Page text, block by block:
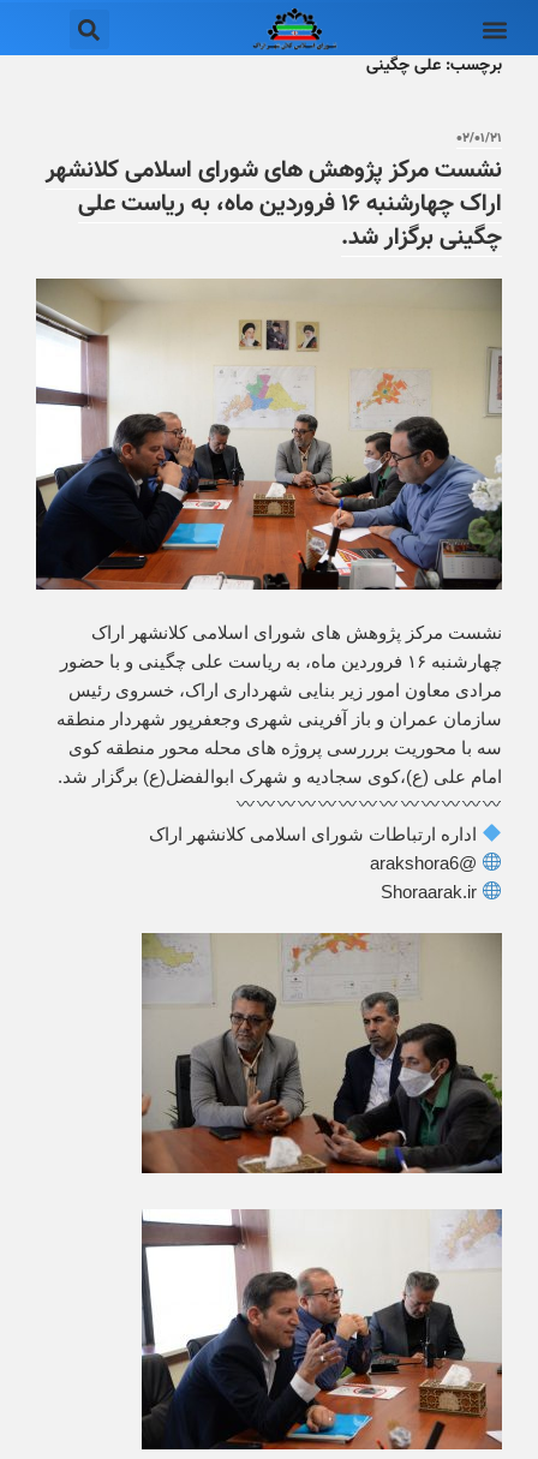
برچسب: علی چگینی
۰۲/۰۱/۲۱
نشست مرکز پژوهش های شورای اسلامی کلانشهر
اراک چهارشنبه ۱۶ فروردین ماه، به ریاست علی
چگینی برگزار شد.
نشست مرکز پژوهش های شورای اسلامی کلانشهر اراک
چهارشنبه ۱۶ فروردین ماه، به ریاست علی چگینی و با حضور
مرادی معاون امور زیر بنایی شهرداری اراک، خسروی رئیس
سازمان عمران و باز آفرینی شهری وجعفرپور شهردار منطقه
سه با محوریت برررسی پروژه های محله محور منطقه کوی
امام علی (ع)،کوی سجادیه و شهرک ابوالفضل(ع) برگزار شد.
اداره ارتباطات شورای اسلامی کلانشهر اراک
@arakshora6
Shoraarak.ir